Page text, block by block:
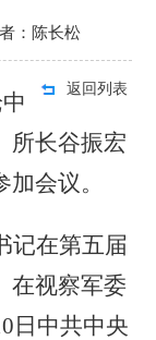
陈长松
返回列表
所长谷振宏
会议。
记在第五届
在视察军委
日中共中央